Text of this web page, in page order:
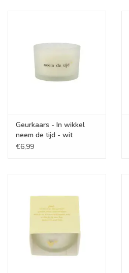
Geurkaars - In wikkel
neem de tijd - wit
€6,99